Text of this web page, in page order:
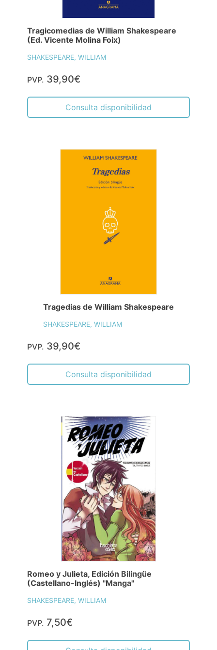
Tragicomedias de William Shakespeare
(Ed. Vicente Molina Foix)
SHAKESPEARE, WILLIAM
PVP. 39,90€
Consulta disponibilidad
Tragedias de William Shakespeare
SHAKESPEARE, WILLIAM
PVP. 39,90€
Consulta disponibilidad
Romeo y Julieta, Edición Bilingüe
(Castellano-Inglés) "Manga"
SHAKESPEARE, WILLIAM
PVP. 7,50€